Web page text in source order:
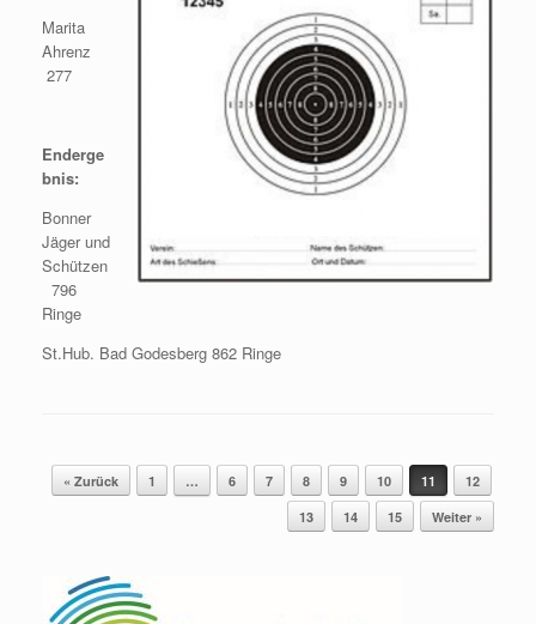
Marita
Ahrenz
277
Enderge
bnis:
Bonner
Jäger und
Schützen
796
Ringe
St.Hub. Bad Godesberg 862 Ringe
Beitragsnavigation
« Zurück 1 … 6 7 8 9 10 11
12
13
14 15 Weiter »